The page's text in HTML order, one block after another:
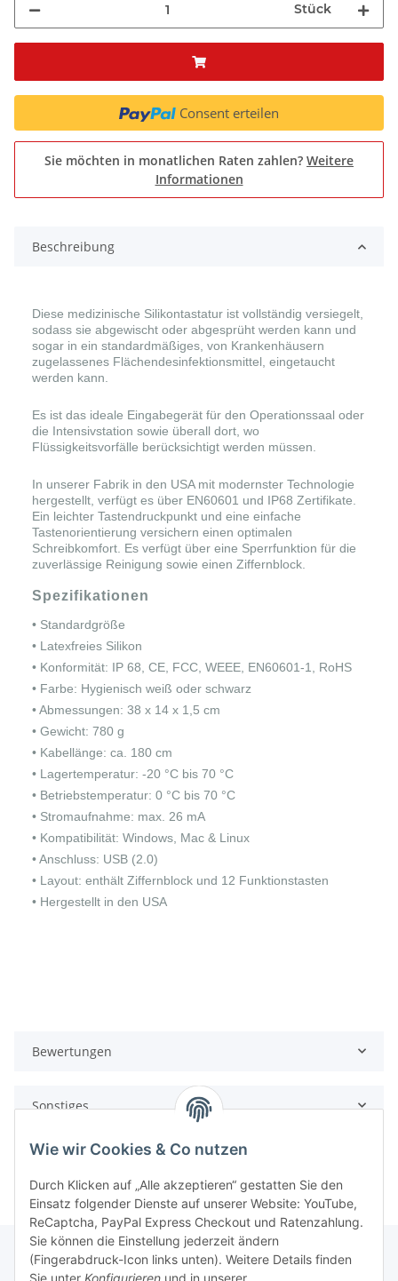
Stück
Consent erteilen
Sie möchten in monatlichen Raten zahlen? Weitere
Informationen
Beschreibung
Diese medizinische Silikontastatur ist vollständig versiegelt,
sodass sie abgewischt oder abgesprüht werden kann und
sogar in ein standardmäßiges, von Krankenhäusern
zugelassenes Flächendesinfektionsmittel, eingetaucht
werden kann.
Es ist das ideale Eingabegerät für den Operationssaal oder
die Intensivstation sowie überall dort, wo
Flüssigkeitsvorfälle berücksichtigt werden müssen.
In unserer Fabrik in den USA mit modernster Technologie
hergestellt, verfügt es über EN60601 und IP68 Zertifikate.
Ein leichter Tastendruckpunkt und eine einfache
Tastenorientierung versichern einen optimalen
Schreibkomfort. Es verfügt über eine Sperrfunktion für die
zuverlässige Reinigung sowie einen Ziffernblock.
Spezifikationen
• Standardgröße
• Latexfreies Silikon
• Konformität: IP 68, CE, FCC, WEEE, EN60601-1, RoHS
• Farbe: Hygienisch weiß oder schwarz
• Abmessungen: 38 x 14 x 1,5 cm
• Gewicht: 780 g
• Kabellänge: ca. 180 cm
• Lagertemperatur: -20 °C bis 70 °C
• Betriebstemperatur: 0 °C bis 70 °C
• Stromaufnahme: max. 26 mA
• Kompatibilität: Windows, Mac & Linux
• Anschluss: USB (2.0)
• Layout: enthält Ziffernblock und 12 Funktionstasten
• Hergestellt in den USA
Bewertungen
Sonstiges
Wie wir Cookies & Co nutzen
Durch Klicken auf „Alle akzeptieren“ gestatten Sie den
Einsatz folgender Dienste auf unserer Website: YouTube,
ReCaptcha, PayPal Express Checkout und Ratenzahlung.
Sie können die Einstellung jederzeit ändern
(Fingerabdruck-Icon links unten). Weitere Details finden